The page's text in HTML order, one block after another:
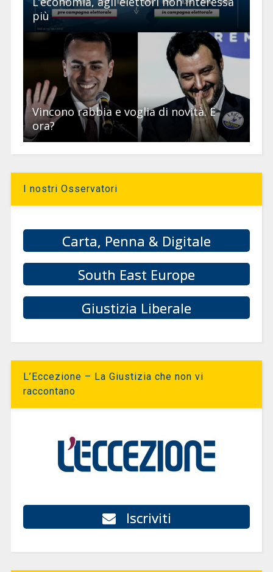
più
Vincono rabbia e voglia di novità. E
ora?
I nostri Osservatori
Carta, Penna & Digitale
South East Europe
Giustizia Liberale
L’Eccezione – La Giustizia che non vi
raccontano
Iscriviti